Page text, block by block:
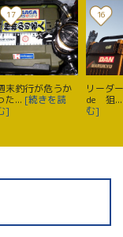
17
末釣行が危うか
た... [続きを読
]
16
リーダ
de 狙
む]